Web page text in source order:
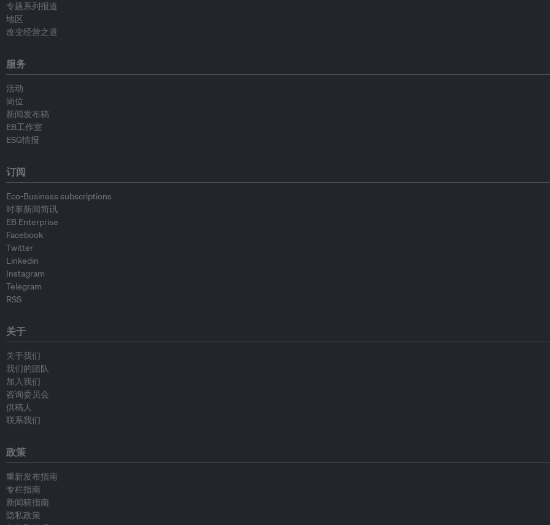
专题系列报道
地区
改变经营之道
服务
活动
岗位
新闻发布稿
EB工作室
ESG情报
订阅
Eco-Business subscriptions
时事新闻简讯
EB Enterprise
Facebook
Twitter
Linkedin
Instagram
Telegram
RSS
关于
关于我们
我们的团队
加入我们
咨询委员会
供稿人
联系我们
政策
重新发布指南
专栏指南
新闻稿指南
隐私政策